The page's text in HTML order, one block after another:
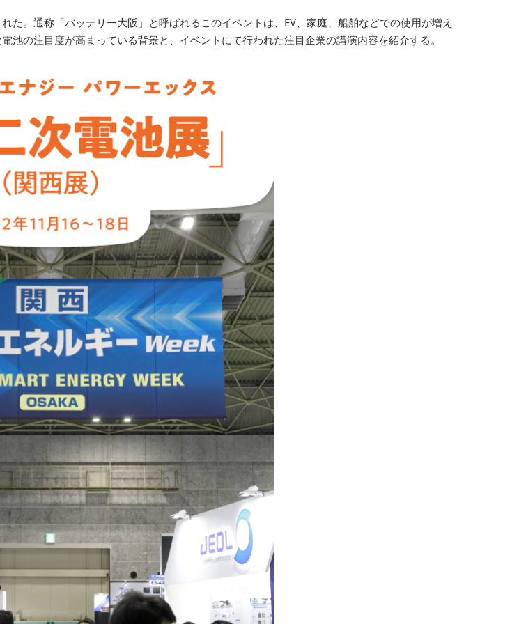
。通称「バッテリー大阪」と呼ばれるこのイベントは、EV、家庭、船舶などでの使用が増え
の注目度が高まっている背景と、イベントにて行われた注目企業の講演内容を紹介する。